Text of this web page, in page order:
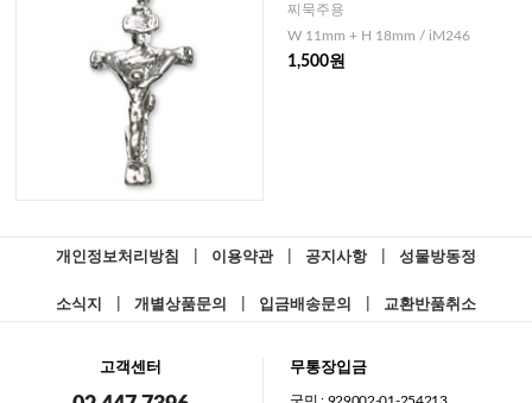
찌묵주용
W 11mm + H 18mm / iM246
1,500원
개인정보처리방침 이용약관 공지사항 성물방동정
소식지 개별상품문의 입금배송문의 교환반품취소
고객센터 무통장입금